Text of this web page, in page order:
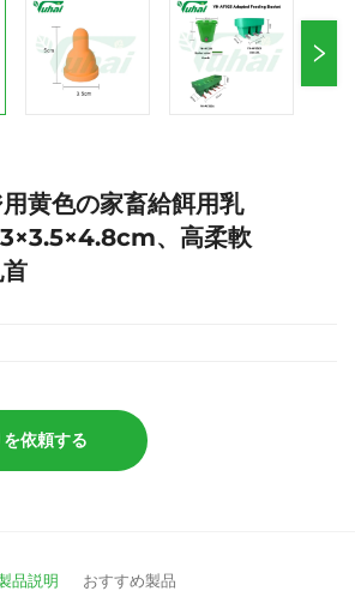
黄色の家畜給餌用乳
、高柔軟
依頼する
品説明 おすすめ製品